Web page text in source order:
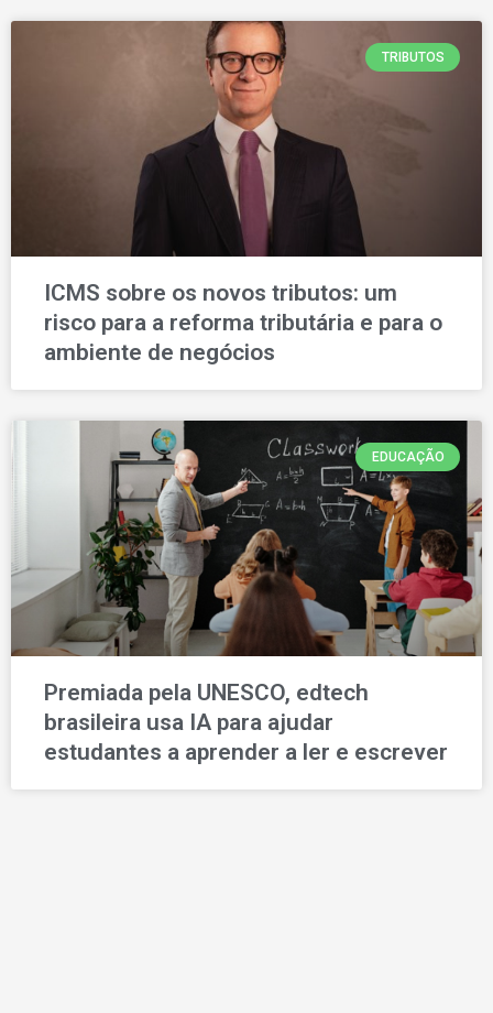
TRIBUTOS
ICMS sobre os novos tributos: um
risco para a reforma tributária e para o
ambiente de negócios
EDUCAÇÃO
Premiada pela UNESCO, edtech
brasileira usa IA para ajudar
estudantes a aprender a ler e escrever